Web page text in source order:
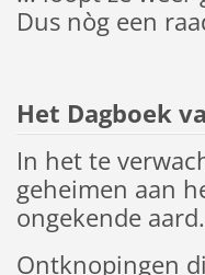
Dus nòg een
Het Dagboek
In het te
geheimen aan
ongekende aard.
Ontknopingen